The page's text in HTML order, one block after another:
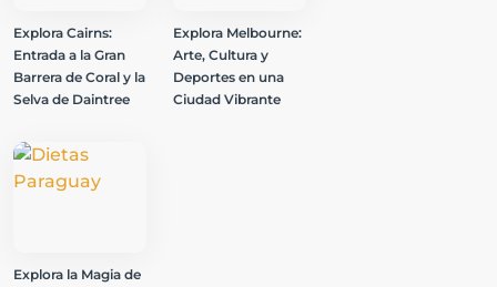
Explora Cairns:
Entrada a la Gran
Barrera de Coral y la
Selva de Daintree
Explora Melbourne:
Arte, Cultura y
Deportes en una
Ciudad Vibrante
Explora la Magia de